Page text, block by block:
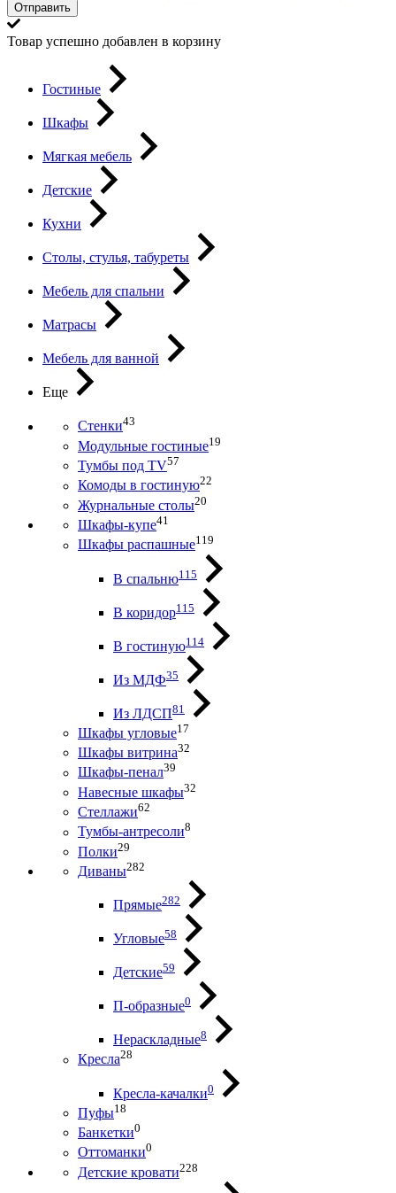
Отправить
Товар успешно добавлен в корзину
Гостиные
Шкафы
Мягкая мебель
Детские
Кухни
Столы, стулья, табуреты
Мебель для спальни
Матрасы
Мебель для ванной
Еще
Стенки43
Модульные гостиные19
Тумбы под ТV57
Комоды в гостиную22
Журнальные столы20
Шкафы-купе41
Шкафы распашные119
В спальню115
В коридор115
В гостиную114
Из МДФ35
Из ЛДСП81
Шкафы угловые17
Шкафы витрина32
Шкафы-пенал39
Навесные шкафы32
Стеллажи62
Тумбы-антресоли8
Полки29
Диваны282
Прямые282
Угловые58
Детские59
П-образные0
Нераскладные8
Кресла28
Кресла-качалки0
Пуфы18
Банкетки0
Оттоманки0
Детские кровати228